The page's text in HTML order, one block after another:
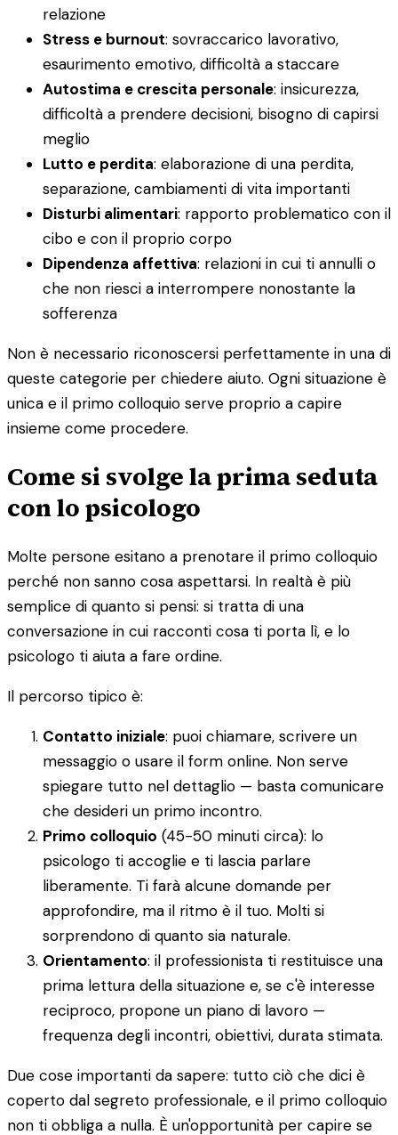
relazione
Stress e burnout: sovraccarico lavorativo,
esaurimento emotivo, difficoltà a staccare
Autostima e crescita personale: insicurezza,
difficoltà a prendere decisioni, bisogno di capirsi
meglio
Lutto e perdita: elaborazione di una perdita,
separazione, cambiamenti di vita importanti
Disturbi alimentari: rapporto problematico con il
cibo e con il proprio corpo
Dipendenza affettiva: relazioni in cui ti annulli o
che non riesci a interrompere nonostante la
sofferenza
Non è necessario riconoscersi perfettamente in una di
queste categorie per chiedere aiuto. Ogni situazione è
unica e il primo colloquio serve proprio a capire
insieme come procedere.
Come si svolge la prima seduta
con lo psicologo
Molte persone esitano a prenotare il primo colloquio
perché non sanno cosa aspettarsi. In realtà è più
semplice di quanto si pensi: si tratta di una
conversazione in cui racconti cosa ti porta lì, e lo
psicologo ti aiuta a fare ordine.
Il percorso tipico è:
Contatto iniziale: puoi chiamare, scrivere un
messaggio o usare il form online. Non serve
spiegare tutto nel dettaglio — basta comunicare
che desideri un primo incontro.
Primo colloquio (45-50 minuti circa): lo
psicologo ti accoglie e ti lascia parlare
liberamente. Ti farà alcune domande per
approfondire, ma il ritmo è il tuo. Molti si
sorprendono di quanto sia naturale.
Orientamento: il professionista ti restituisce una
prima lettura della situazione e, se c'è interesse
reciproco, propone un piano di lavoro —
frequenza degli incontri, obiettivi, durata stimata.
Due cose importanti da sapere: tutto ciò che dici è
coperto dal segreto professionale, e il primo colloquio
non ti obbliga a nulla. È un'opportunità per capire se